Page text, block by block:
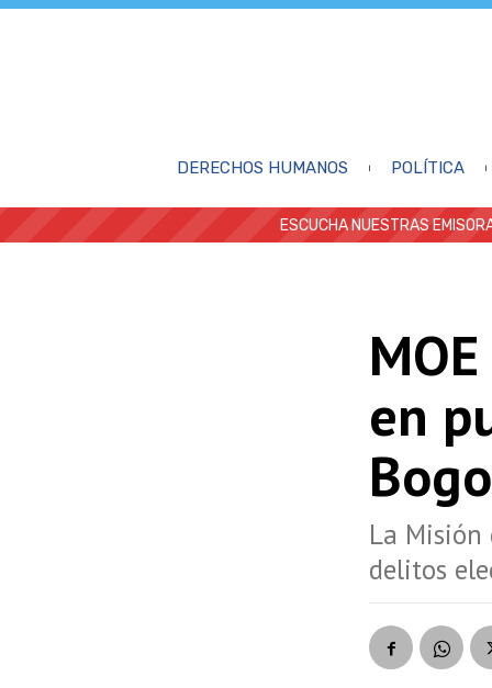
DERECHOS HUMANOS POLÍTICA
ESCUCHA NUESTRAS
en
La Misión
delitos